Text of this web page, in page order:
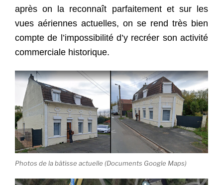
après on la reconnaît parfaitement et sur les
vues aériennes actuelles, on se rend très bien
compte de l’impossibilité d’y recréer son activité
commerciale historique.
Photos de la bâtisse actuelle (Documents Google Maps)